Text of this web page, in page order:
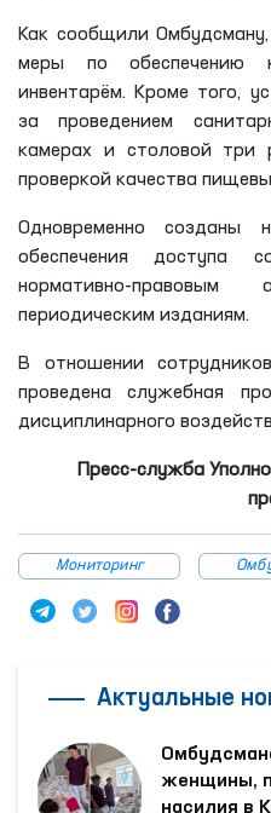
Как сообщили
меры по обеспечению
инвентарём. Кроме того,
за проведением
камерах и столовой
проверкой качества
Одновременно созданы
обеспечения
нормативно-
периодическим изданиям.
В отношении
проведена служебная
дисциплинарного
Пресс-служба
Мониторинг
Актуальные
женщины,
насилия в